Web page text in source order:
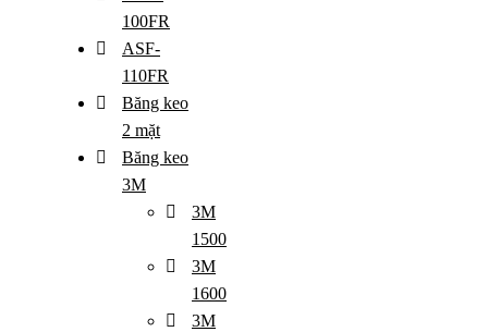
100FR
ASF-
110FR
Băng keo
2 mặt
Băng keo
3M
3M
1500
3M
1600
3M